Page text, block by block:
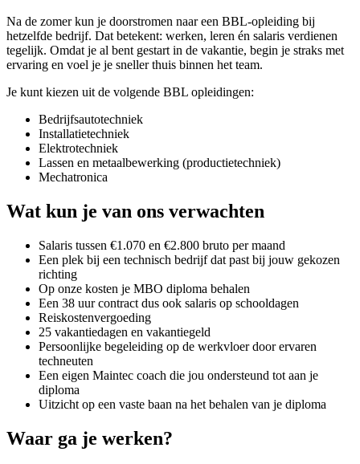
Na de zomer kun je doorstromen naar een BBL-opleiding bij
hetzelfde bedrijf. Dat betekent: werken, leren én salaris verdienen
tegelijk. Omdat je al bent gestart in de vakantie, begin je straks met
ervaring en voel je je sneller thuis binnen het team.
Je kunt kiezen uit de volgende BBL opleidingen:
Bedrijfsautotechniek
Installatietechniek
Elektrotechniek
Lassen en metaalbewerking (productietechniek)
Mechatronica
Wat kun je van ons verwachten
Salaris tussen €1.070 en €2.800 bruto per maand
Een plek bij een technisch bedrijf dat past bij jouw gekozen
richting
Op onze kosten je MBO diploma behalen
Een 38 uur contract dus ook salaris op schooldagen
Reiskostenvergoeding
25 vakantiedagen en vakantiegeld
Persoonlijke begeleiding op de werkvloer door ervaren
techneuten
Een eigen Maintec coach die jou ondersteund tot aan je
diploma
Uitzicht op een vaste baan na het behalen van je diploma
Waar ga je werken?